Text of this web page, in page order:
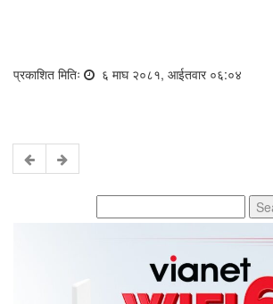
प्रकाशित मितिः ६ माघ २०८१, आईतवार ०६:०४
for: